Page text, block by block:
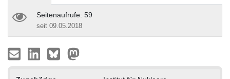
Seitenaufrufe: 59
seit 09.05.2018